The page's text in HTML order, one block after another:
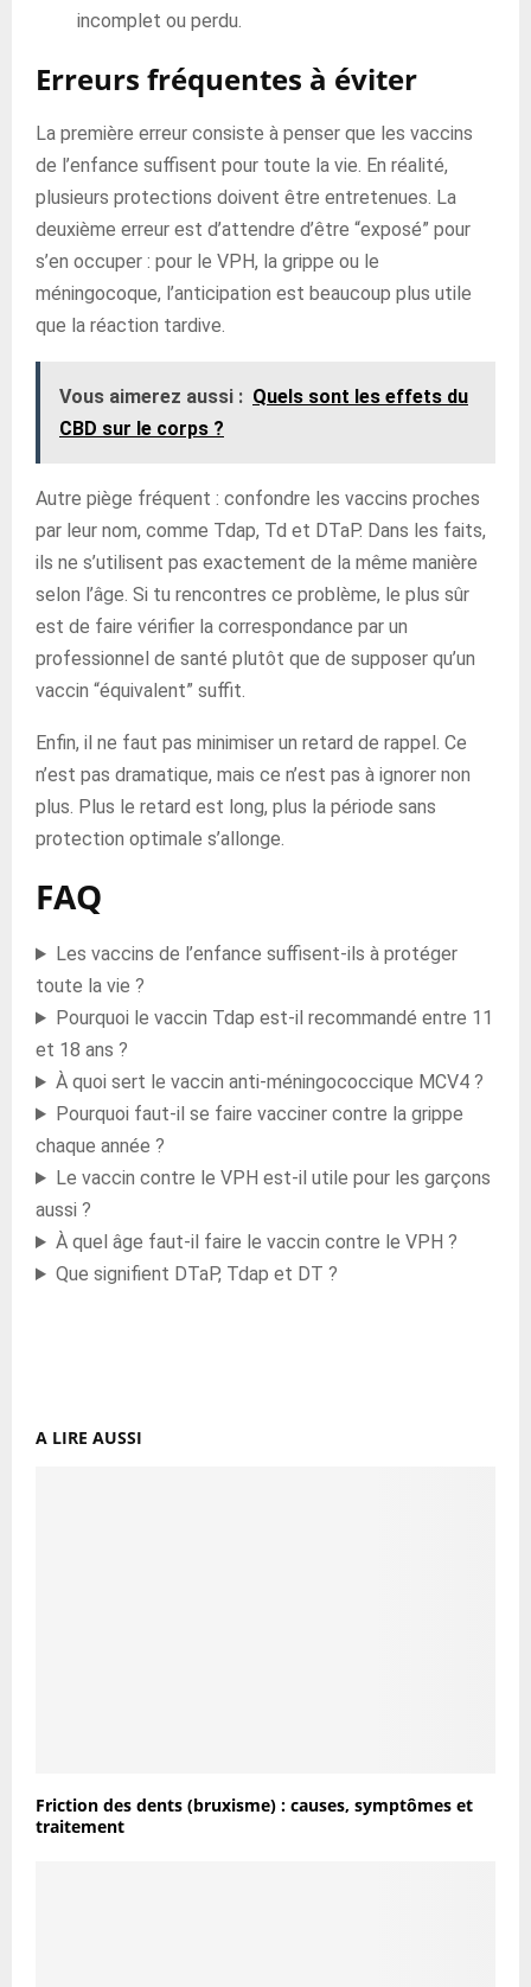
incomplet ou perdu.
Erreurs fréquentes à éviter
La première erreur consiste à penser que les vaccins
de l’enfance suffisent pour toute la vie. En réalité,
plusieurs protections doivent être entretenues. La
deuxième erreur est d’attendre d’être “exposé” pour
s’en occuper : pour le VPH, la grippe ou le
méningocoque, l’anticipation est beaucoup plus utile
que la réaction tardive.
Vous aimerez aussi : Quels sont les effets du
CBD sur le corps ?
Autre piège fréquent : confondre les vaccins proches
par leur nom, comme Tdap, Td et DTaP. Dans les faits,
ils ne s’utilisent pas exactement de la même manière
selon l’âge. Si tu rencontres ce problème, le plus sûr
est de faire vérifier la correspondance par un
professionnel de santé plutôt que de supposer qu’un
vaccin “équivalent” suffit.
Enfin, il ne faut pas minimiser un retard de rappel. Ce
n’est pas dramatique, mais ce n’est pas à ignorer non
plus. Plus le retard est long, plus la période sans
protection optimale s’allonge.
FAQ
Les vaccins de l’enfance suffisent-ils à protéger
toute la vie ?
Pourquoi le vaccin Tdap est-il recommandé entre 11
et 18 ans ?
À quoi sert le vaccin anti-méningococcique MCV4 ?
Pourquoi faut-il se faire vacciner contre la grippe
chaque année ?
Le vaccin contre le VPH est-il utile pour les garçons
aussi ?
À quel âge faut-il faire le vaccin contre le VPH ?
Que signifient DTaP, Tdap et DT ?
A LIRE AUSSI
Friction des dents (bruxisme) : causes, symptômes et
traitement